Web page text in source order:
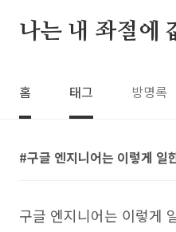
나는 내 좌절에
홈 태그 방명록
구글 엔지니어는 이렇게 일